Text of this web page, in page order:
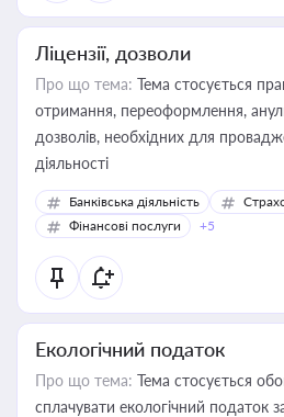
Ліцензії, дозволи
Про що тема: Тема стосується
отримання, переоформлення,
дозволів, необхідних для
діяльності
Банківська діяльність
Фінансові послуги
+5
Екологічний податок
Про що тема: Тема стосується
сплачувати екологічний податок